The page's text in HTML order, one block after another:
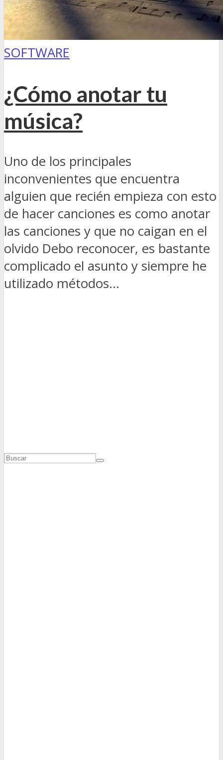
SOFTWARE
¿Cómo anotar tu
música?
Uno de los principales
inconvenientes que encuentra
alguien que recién empieza con esto
de hacer canciones es como anotar
las canciones y que no caigan en el
olvido Debo reconocer, es bastante
complicado el asunto y siempre he
utilizado métodos...